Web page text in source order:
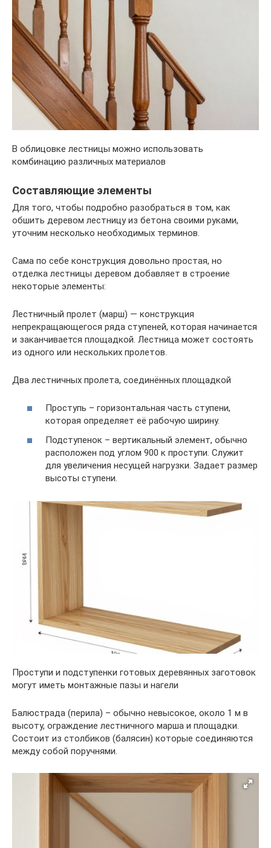
В облицовке лестницы можно использовать
комбинацию различных материалов
Составляющие элементы
Для того, чтобы подробно разобраться в том, как
обшить деревом лестницу из бетона своими руками,
уточним несколько необходимых терминов.
Сама по себе конструкция довольно простая, но
отделка лестницы деревом добавляет в строение
некоторые элементы:
Лестничный пролет (марш) — конструкция
непрекращающегося ряда ступеней, которая начинается
и заканчивается площадкой. Лестница может состоять
из одного или нескольких пролетов.
Два лестничных пролета, соединённых площадкой
Проступь – горизонтальная часть ступени,
которая определяет её рабочую ширину.
Подступенок – вертикальный элемент, обычно
расположен под углом 900 к проступи. Служит
для увеличения несущей нагрузки. Задает размер
высоты ступени.
Проступи и подступенки готовых деревянных заготовок
могут иметь монтажные пазы и нагели
Балюстрада (перила) – обычно невысокое, около 1 м в
высоту, ограждение лестничного марша и площадки.
Состоит из столбиков (балясин) которые соединяются
между собой поручнями.